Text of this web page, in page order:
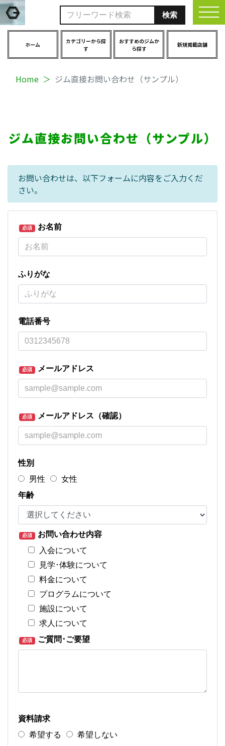
ホーム
カテゴリーから探
す
おすすめのジムか
ら探す
新規掲載店舗
Home ジム直接お問い合わせ（サンプル）
ジム直接お問い合わせ（サンプル）
お問い合わせは、以下フォームに内容をご入力くだ
さい。
必須 お名前
ふりがな
電話番号
必須 メールアドレス
必須 メールアドレス（確認）
性別
男性
女性
年齢
必須
お問い合わせ内容
入会について
見学･体験について
料金について
プログラムについて
施設について
求人について
必須 ご質問･ご要望
資料請求
希望する
希望しない